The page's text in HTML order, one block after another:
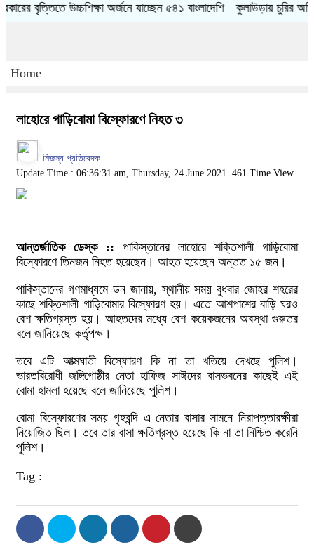
বৃত্তিতে উচ্চশিক্ষা অর্জনে যাচ্ছেন ৫৪১ বাংলাদেশি কুলাউড়ায় চুরির
Home
লাহোরে গাড়িবোমা বিস্ফোরণে নিহত ৩
নিজস্ব প্রতিবেদক
Update Time : 06:36:31 am, Thursday, 24 June 2021 461 Time View
আন্তর্জাতিক ডেস্ক :: পাকিস্তানের লাহোরে শক্তিশালী গাড়িবোমা
বিস্ফোরণে তিনজন নিহত হয়েছেন। আহত হয়েছেন অন্তত ১৫ জন।
পাকিস্তানের গণমাধ্যমে ডন জানায়, স্থানীয় সময় বুধবার জোহর শহরের
কাছে শক্তিশালী গাড়িবোমার বিস্ফোরণ হয়। এতে আশপাশের বাড়ি ঘরও
বেশ ক্ষতিগ্রস্ত হয়। আহতদের মধ্যে বেশ কয়েকজনের অবস্থা গুরুতর
বলে জানিয়েছে কর্তৃপক্ষ।
তবে এটি আত্মঘাতী বিস্ফোরণ কি না তা খতিয়ে দেখছে পুলিশ।
ভারতবিরোধী জঙ্গিগোষ্ঠীর নেতা হাফিজ সাঈদের বাসভবনের কাছেই এই
বোমা হামলা হয়েছে বলে জানিয়েছে পুলিশ।
বোমা বিস্ফোরণের সময় গৃহবন্দি এ নেতার বাসার সামনে নিরাপত্তারক্ষীরা
নিয়োজিত ছিল। তবে তার বাসা ক্ষতিগ্রস্ত হয়েছে কি না তা নিশ্চিত করেনি
পুলিশ।
Tag :